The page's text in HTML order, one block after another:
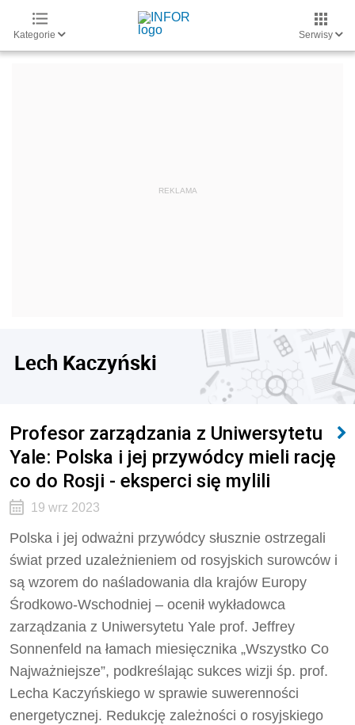
Kategorie Serwisy
Lech Kaczyński
Profesor zarządzania z Uniwersytetu
Yale: Polska i jej przywódcy mieli rację
co do Rosji - eksperci się mylili
19 wrz 2023
Polska i jej odważni przywódcy słusznie ostrzegali
świat przed uzależnieniem od rosyjskich surowców i
są wzorem do naśladowania dla krajów Europy
Środkowo-Wschodniej – ocenił wykładowca
zarządzania z Uniwersytetu Yale prof. Jeffrey
Sonnenfeld na łamach miesięcznika „Wszystko Co
Najważniejsze”, podkreślając sukces wizji śp. prof.
Lecha Kaczyńskiego w sprawie suwerenności
energetycznej. Redukcję zależności o rosyjskiego